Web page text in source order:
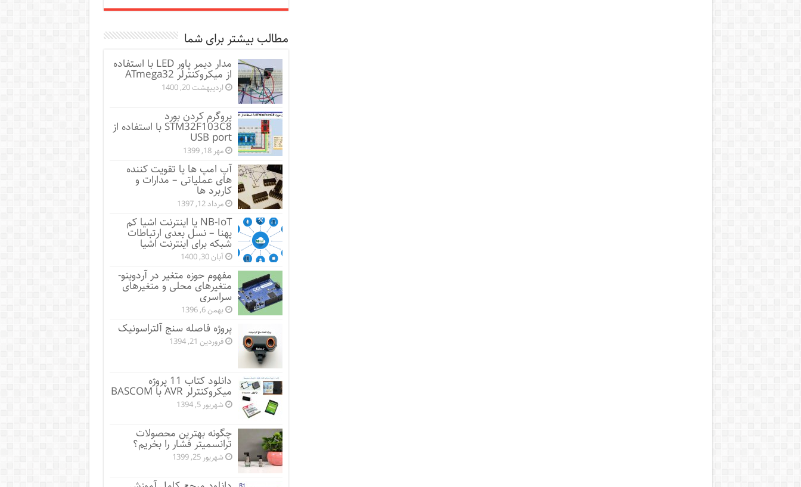
مطالب بیشتر برای شما
مدار دیمر پاور LED با استفاده
از میکروکنترلر ATmega32
اردیبهشت 20, 1400
پروگرم کردن بورد
STM32F103C8 با استفاده از
USB port
مهر 18, 1399
آپ امپ ها یا تقویت کننده
های عملیاتی – مدارات و
کاربرد ها
مرداد 12, 1397
NB-IoT یا اینترنت اشیا کم
پهنا – نسل بعدی ارتباطات
شبکه برای اینترنت اشیا
آبان 30, 1400
مفهوم حوزه متغیر در آردوینو-
متغیرهای محلی و متغیرهای
سراسری
بهمن 6, 1396
پروژه فاصله سنج آلتراسونیک
فروردین 21, 1394
دانلود کتاب 11 پروژه
میکروکنترلر AVR با BASCOM
شهریور 5, 1394
چگونه بهترین محصولات
ترانسمیتر فشار را بخریم؟
شهریور 25, 1399